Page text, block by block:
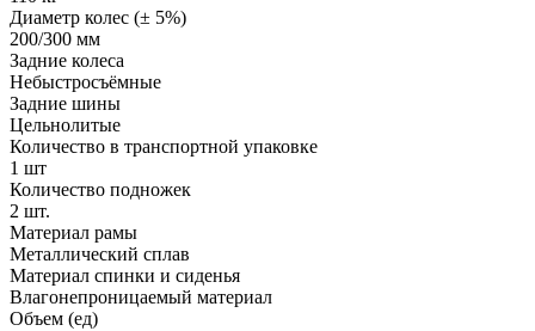
Диаметр колес (± 5%)
200/300 мм
Задние колеса
Небыстросъёмные
Задние шины
Цельнолитые
Количество в транспортной упаковке
1 шт
Количество подножек
2 шт.
Материал рамы
Металлический сплав
Материал спинки и сиденья
Влагонепроницаемый материал
Объем (ед)